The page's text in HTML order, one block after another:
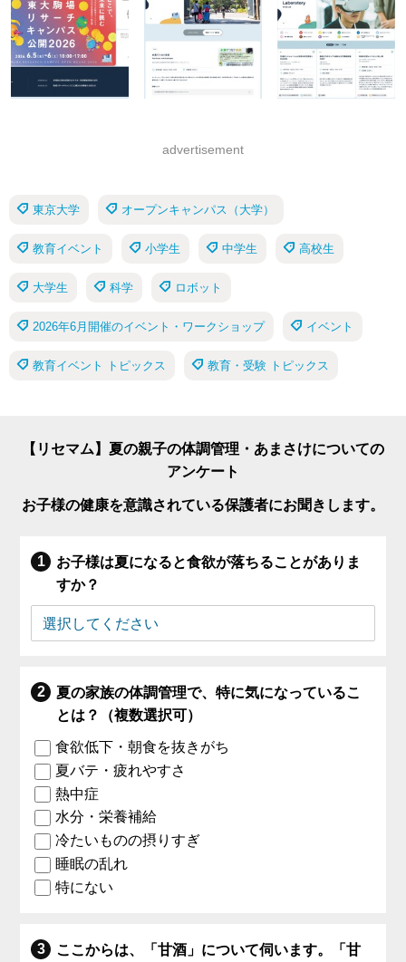
advertisement
東京大学 オープンキャンパス（大学）
教育イベント 小学生 中学生 高校生
大学生 科学 ロボット
2026年6月開催のイベント・ワークショップ イベント
教育イベント トピックス 教育・受験 トピックス
【リセマム】夏の親子の体調管理・あまさけについての
アンケート
お子様の健康を意識されている保護者にお聞きします。
お子様は夏になると食欲が落ちることがありま
すか？
夏の家族の体調管理で、特に気になっているこ
とは？（複数選択可）
食欲低下・朝食を抜きがち
夏バテ・疲れやすさ
熱中症
水分・栄養補給
冷たいものの摂りすぎ
睡眠の乱れ
特にない
ここからは、「甘酒」について伺います。「甘